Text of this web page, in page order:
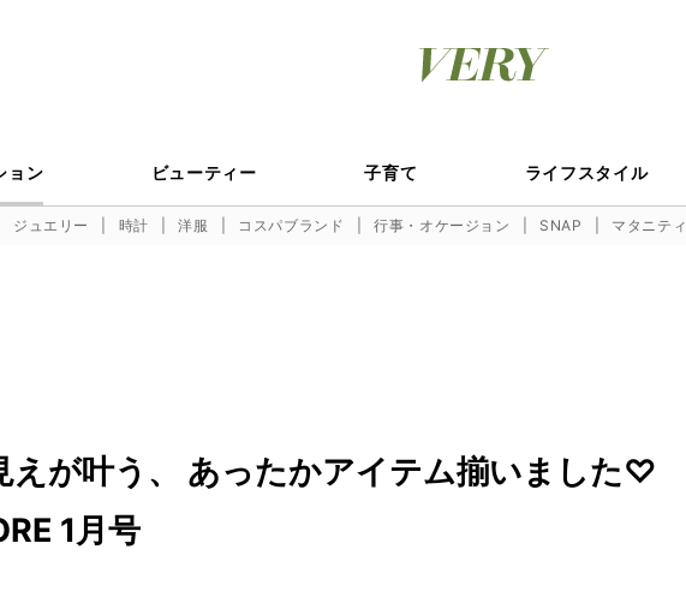
ョン ビューティー 子育て ライフスタイル
ジュエリー 時計 洋服 コスパブランド 行事・オケージョン SNAP マタニティ
えが叶う、 あったかアイテム揃いました♡
1月号